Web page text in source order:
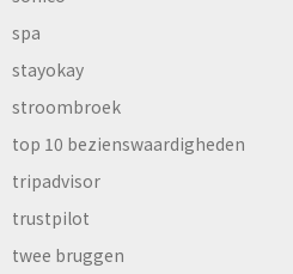
spa
stayokay
stroombroek
top 10 bezienswaardigheden
tripadvisor
trustpilot
twee bruggen